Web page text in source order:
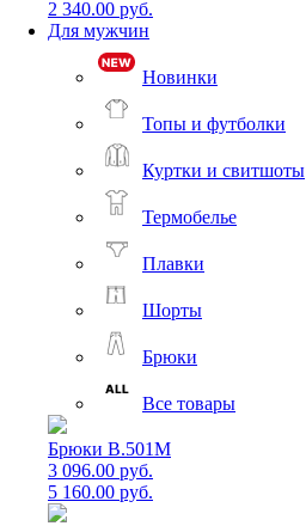
2 340.00 руб.
Для мужчин
Новинки
Топы и футболки
Куртки и свитшоты
Термобелье
Плавки
Шорты
Брюки
Все товары
Брюки B.501M
3 096.00 руб.
5 160.00 руб.